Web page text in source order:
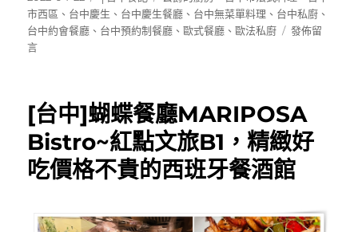
佈
日
期:
類
籤
市西區 、 台中慶生 、 台中慶生餐廳 、 台中無菜單料理 、 台中私廚 、
台中約會餐廳 、 台中預約制餐廳 、歐式餐廳 、歐法私廚
在
的
廚
房
~
小
房
發佈留
言
[台中]蝴蝶餐廳MARIPOSA
Bistro~紅點文旅B1，精緻好
吃價格不貴的西班牙餐酒館